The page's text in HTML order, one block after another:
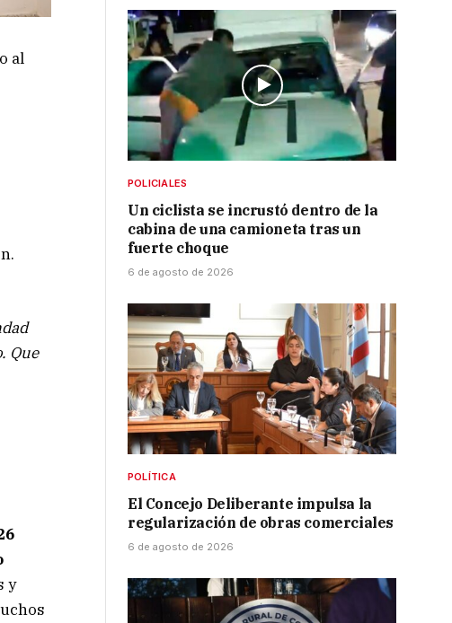
al
Que
y
POLICIALES
Un ciclista se incrustó dentro de la
cabina de una camioneta tras un
fuerte choque
6 de agosto de 2026
POLÍTICA
El Concejo Deliberante impulsa la
regularización de obras comerciales
6 de agosto de 2026